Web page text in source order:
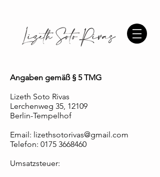
Angaben gemäß § 5 TMG
Lizeth Soto Rivas
Lerchenweg 35, 12109
Berlin-Tempelhof
Email: lizethsotorivas@gmail.com
Telefon: 0175 3668460
Umsatzsteuer: